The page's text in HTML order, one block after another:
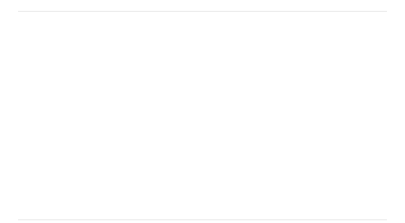
Земельные участки
Россия